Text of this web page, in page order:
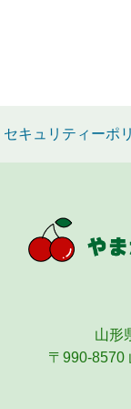
セキュリティーポ
山形
〒990-8570